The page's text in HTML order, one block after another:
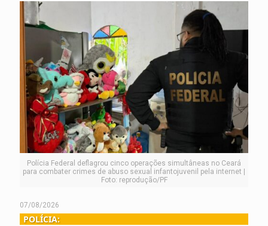
Polícia Federal deflagrou cinco operações simultâneas no Ceará
para combater crimes de abuso sexual infantojuvenil pela internet |
Foto: reprodução/PF
07/08/2026
POLÍCIA: